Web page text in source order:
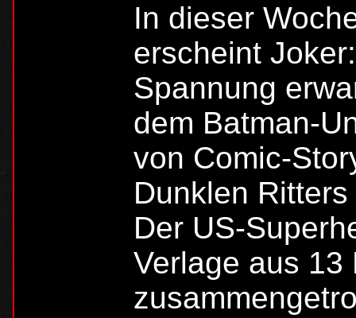
In dieser
erscheint
Spannung
dem Batman-
von Comic-
Dunklen
Der US-
Verlage aus 13